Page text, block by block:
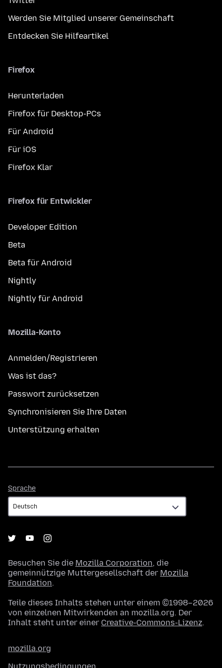
Werden Sie Mitglied unserer Gemeinschaft
Entdecken Sie Hilfeartikel
Firefox
Herunterladen
Firefox für Desktop-PCs
Für Android
Für iOS
Firefox Klar
Firefox für Entwickler
Developer Edition
Beta
Beta für Android
Nightly
Nightly für Android
Mozilla-Konto
Anmelden/Registrieren
Was ist das?
Passwort zurücksetzen
Synchronisieren Sie Ihre Daten
Unterstützung erhalten
Sprache
Besuchen Sie die Mozilla Corporation, die
gemeinnützige Muttergesellschaft der Mozilla
Foundation.
Teile dieses Inhalts stehen unter einem ©1998–2026
von einzelnen Mitwirkenden an mozilla.org. Der
Inhalt steht unter einer Creative-Commons-Lizenz.
mozilla.org